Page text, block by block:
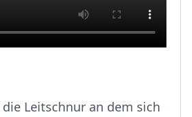
Leitschnur an dem sich